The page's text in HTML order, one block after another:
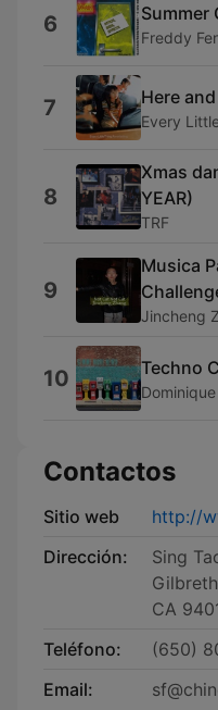
6 Summer
Freddy
7 Here
Every
8
Xmas
YEAR)
TRF
9
Musica
Jincheng
10 Techno
Contactos
Sitio web
http://
Dirección:
Sing
CA
Teléfono:
(650)
Email: